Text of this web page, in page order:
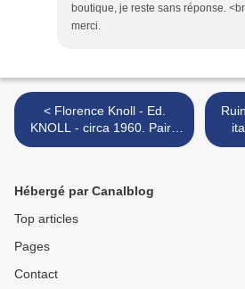
boutique, je reste sans réponse.
merci.
< Florence Knoll - Ed.
KNOLL - circa 1960. Paire
de fauteuils en drap de
Hébergé par Canalblog
Top articles
Pages
Contact